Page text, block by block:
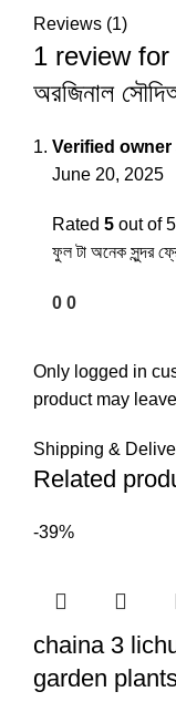
Reviews (1)
1 review for
অরজিনাল
Verified owner
June 20, 2025
Rated 5 out of 5
ফুল টা অনেক সুন্দর
0 0
Only logged in
product may
Shipping &
Related
-39%
chaina 3
garden